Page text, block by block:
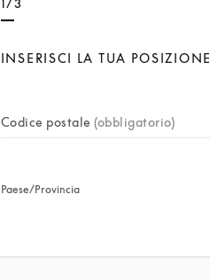
1/3
INSERISCI LA TUA POSIZIONE
Codice postale (obbligatorio)
Paese/Provincia